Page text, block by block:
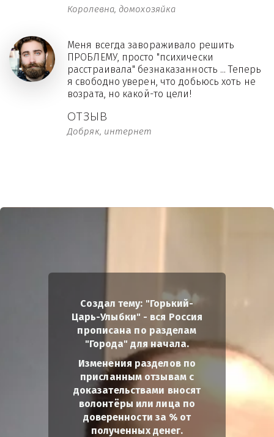
Королевна, домохозяйка
ОТЗЫВ
Добряк, интернет
Меня всегда завораживало решить
ПРОБЛЕМУ, просто "психически
расстраивала" безнаказанность ... Теперь
я свободно уверен, что добьюсь хоть не
возрата, но какой-то цели!
Создал тему: "Горький-
Царь-Улыбки" - вся Россия
прописана по разделам
"Города" для начала.
Изменения разделов по
присланным отзывам с
доказательствами вносят
волонтёры или лица по
доверенности за % от
полученных денег.